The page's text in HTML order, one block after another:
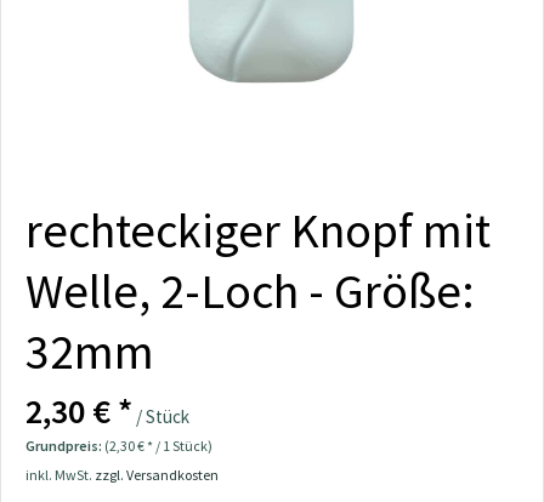
rechteckiger Knopf mit
Welle, 2-Loch - Größe:
32mm
2,30 € * / Stück
Grundpreis: (2,30 € * / 1 Stück)
inkl. MwSt. zzgl. Versandkosten